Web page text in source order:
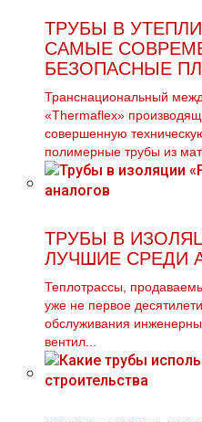
ТРУБЫ В
САМЫЕ
БЕЗОПАСНЫЕ
Транснациональный
«Thermaflex»
совершенную
полимерные трубы из
ТРУБЫ В
ЛУЧШИЕ СРЕДИ
Теплотрассы,
уже не первое
обслуживания
вентил...